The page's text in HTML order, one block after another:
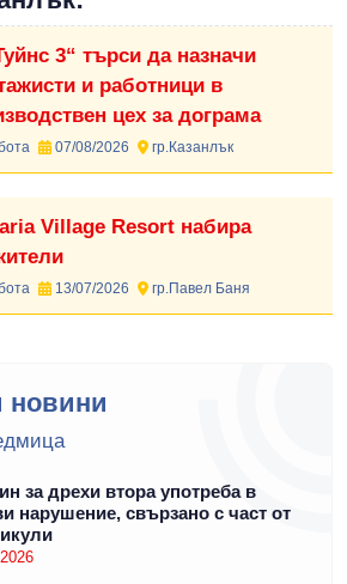
3“ търси да назначи
и работници в
цех за дограма
07/08/2026 гр.Казанлък
Village Resort набира
13/07/2026 гр.Павел Баня
новини
за дрехи втора употреба в
нарушение, свързано с част от